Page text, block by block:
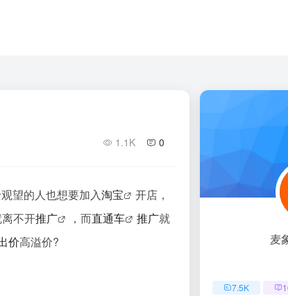
1.1K 0
望的人也想要加入淘宝
开店，
不开推广 ，而直通车 推广就
价高溢价? 麦
7.5K